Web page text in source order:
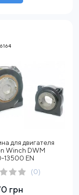
для двигателя
Winch DWM
13500 EN
(0)
грн